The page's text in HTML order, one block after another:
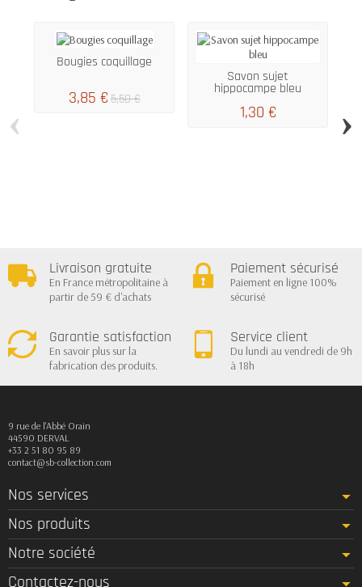
Bougies coquillage
3,85 €5,50 €
Savon sujet
hippocampe bleu
1,30 €
‹ ›
Livraison gratuite
En France métropolitaine à
partir de 59 € d'achats
Paiement sécurisé
Paiement en ligne 100%
sécurisé
Garantie satisfaction
En savoir plus sur la
fabrication des produits.
Service client
Du lundi au vendredi de 9h
à 18h
9 rue de l'Abbé Orain
44590 DERVAL
+33 2 51 80 95 89
contact@sb-collection.com
Nos services
Nos produits
Notre société
Contactez-nous